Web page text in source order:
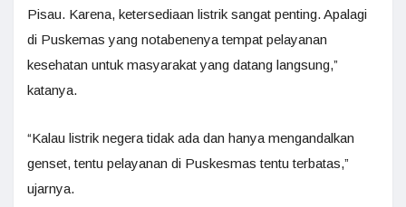
Pisau. Karena, ketersediaan listrik sangat penting. Apalagi
di Puskemas yang notabenenya tempat pelayanan
kesehatan untuk masyarakat yang datang langsung,”
katanya.
“Kalau listrik negera tidak ada dan hanya mengandalkan
genset, tentu pelayanan di Puskesmas tentu terbatas,”
ujarnya.